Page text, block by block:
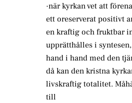
·när kyrkan vet att
ett oreserverat positivt
en kraftig och fruktbar
upprätthålles i
hand i hand med den
då kan den kristna
livskraftig totalitet.
till